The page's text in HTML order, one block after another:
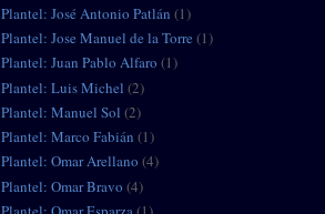
Plantel: José Antonio Patlán (1)
Plantel: Jose Manuel de la Torre (1)
Plantel: Juan Pablo Alfaro (1)
Plantel: Luis Michel (2)
Plantel: Manuel Sol (2)
Plantel: Marco Fabián (1)
Plantel: Omar Arellano (4)
Plantel: Omar Bravo (4)